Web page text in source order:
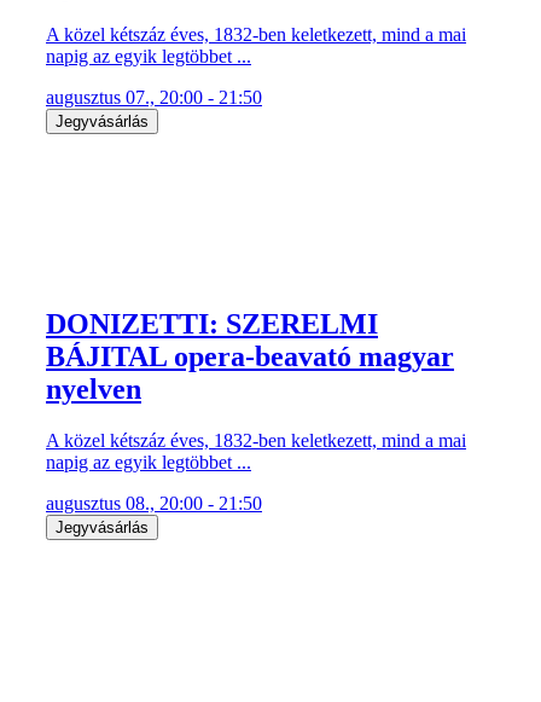
A közel kétszáz éves, 1832-ben keletkezett, mind a mai
napig az egyik legtöbbet ...
augusztus 07., 20:00 - 21:50
Jegyvásárlás
DONIZETTI: SZERELMI
BÁJITAL opera-beavató magyar
nyelven
A közel kétszáz éves, 1832-ben keletkezett, mind a mai
napig az egyik legtöbbet ...
augusztus 08., 20:00 - 21:50
Jegyvásárlás